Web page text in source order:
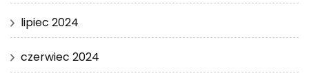
lipiec 2024
czerwiec 2024